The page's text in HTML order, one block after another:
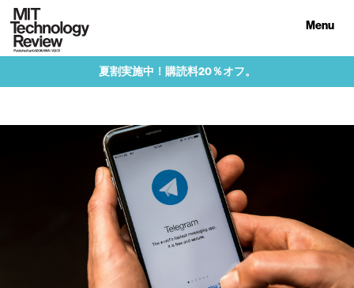
Menu
夏割実施中！購読料20％オフ。